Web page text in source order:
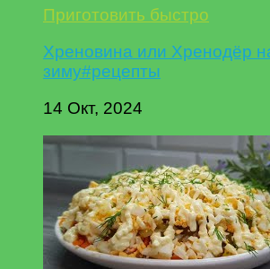
Приготовить быстро
Хреновина или Хренодёр
зиму#рецепты
14 Окт, 2024